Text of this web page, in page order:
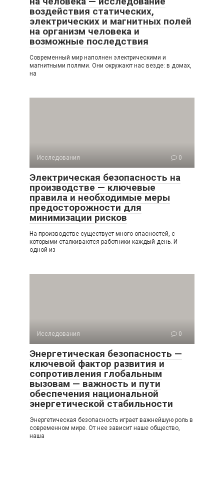
воздействия статических,
электрических и магнитных полей
на организм человека и
возможные последствия
Современный мир наполнен электрическими и
магнитными полями. Они окружают нас везде: в домах,
на
Исследования 0
Электрическая безопасность на
производстве — ключевые
правила и необходимые меры
предосторожности для
минимизации рисков
На производстве существует много опасностей, с
которыми сталкиваются работники каждый день. И
одной из
Исследования 0
Энергетическая безопасность —
ключевой фактор развития и
сопротивления глобальным
вызовам — важность и пути
обеспечения национальной
энергетической стабильности
Энергетическая безопасность играет важнейшую роль в
современном мире. От нее зависит наше общество,
наша